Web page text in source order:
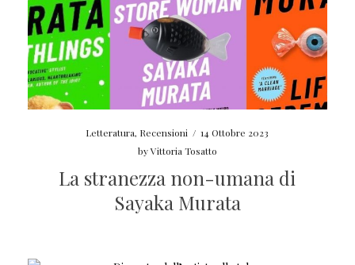
Letteratura, Recensioni / 14 Ottobre 2023
byVittoria Tosatto
La stranezza non-umana di
Sayaka Murata